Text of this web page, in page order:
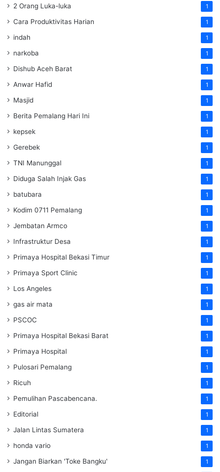
2 Orang Luka-luka 1
Cara Produktivitas Harian 1
indah 1
narkoba 1
Dishub Aceh Barat 1
Anwar Hafid 1
Masjid 1
Berita Pemalang Hari Ini 1
kepsek 1
Gerebek 1
TNI Manunggal 1
Diduga Salah Injak Gas 1
batubara 1
Kodim 0711 Pemalang 1
Jembatan Armco 1
Infrastruktur Desa 1
Primaya Hospital Bekasi Timur 1
Primaya Sport Clinic 1
Los Angeles 1
gas air mata 1
PSCOC 1
Primaya Hospital Bekasi Barat 1
Primaya Hospital 1
Pulosari Pemalang 1
Ricuh 1
Pemulihan Pascabencana. 1
Editorial 1
Jalan Lintas Sumatera 1
honda vario 1
Jangan Biarkan 'Toke Bangku' 1